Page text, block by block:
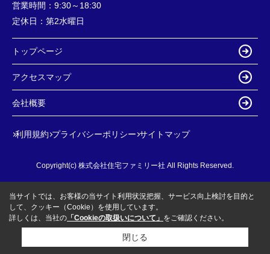
営業時間： 9:30～18:30
定休日： 第2水曜日
トップページ
アクセスマップ
会社概要
利用規約 プライバシーポリシー サイトマップ
Copyright(c) 株式会社住宅ファミリー社 All Rights Reserved.
当サイトでは、お客様の当サイト利用状況把握、サービス向上検討を目的と
して、クッキー（Cookie）を使用しています。
詳しくは、当社の 「Cookieの取扱いについて」 をご確認ください。
閉じる